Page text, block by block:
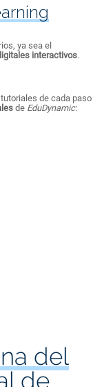
ya sea el
interactivos.​
de cada paso
de EduDynamic:
del
de